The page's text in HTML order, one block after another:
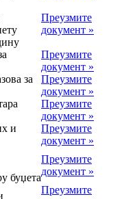
Преузмите
документ »
Преузмите
документ »
за
Преузмите
документ »
Преузмите
документ »
и
Преузмите
документ »
буџета
Преузмите
документ »
Преузмите